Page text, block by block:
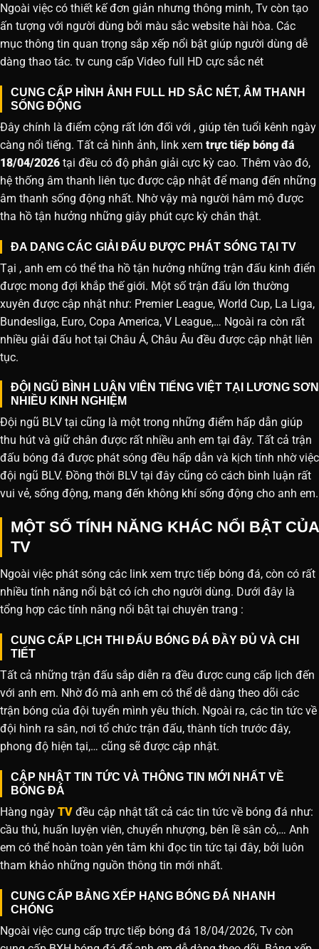
Ngoài việc có thiết kế đơn giản nhưng thông minh, Tv còn tạo
ấn tượng với người dùng bởi màu sắc website hài hòa. Các
mục thông tin quan trọng sắp xếp nổi bật giúp người dùng dễ
dàng thao tác. tv cung cấp Video full HD cực sắc nét
CUNG CẤP HÌNH ẢNH FULL HD SẮC NÉT, ÂM THANH
SỐNG ĐỘNG
Đây chính là điểm cộng rất lớn đối với , giúp tên tuổi kênh ngày
càng nổi tiếng. Tất cả hình ảnh, link xem trực tiếp bóng đá
18/04/2026 tại đều có độ phân giải cực kỳ cao. Thêm vào đó,
hệ thống âm thanh liên tục được cập nhật để mang đến những
âm thanh sống động nhất. Nhờ vậy mà người hâm mộ được
tha hồ tận hưởng những giây phút cực kỳ chân thật.
ĐA DẠNG CÁC GIẢI ĐẤU ĐƯỢC PHÁT SÓNG TẠI TV
Tại , anh em có thể tha hồ tận hưởng những trận đấu kinh điển
được mong đợi khắp thế giới. Một số trận đấu lớn thường
xuyên được cập nhật như: Premier League, World Cup, La Liga,
Bundesliga, Euro, Copa America, V League,… Ngoài ra còn rất
nhiều giải đấu hot tại Châu Á, Châu Âu đều được cập nhật liên
tục.
ĐỘI NGŨ BÌNH LUẬN VIÊN TIẾNG VIỆT TẠI LƯƠNG SƠN
NHIỀU KINH NGHIỆM
Đội ngũ BLV tại cũng là một trong những điểm hấp dẫn giúp
thu hút và giữ chân được rất nhiều anh em tại đây. Tất cả trận
đấu bóng đá được phát sóng đều hấp dẫn và kịch tính nhờ việc
đội ngũ BLV. Đồng thời BLV tại đây cũng có cách bình luận rất
vui vẻ, sống động, mang đến không khí sống động cho anh em.
MỘT SỐ TÍNH NĂNG KHÁC NỔI BẬT CỦA
TV
Ngoài việc phát sóng các link xem trực tiếp bóng đá, còn có rất
nhiều tính năng nổi bật có ích cho người dùng. Dưới đây là
tổng hợp các tính năng nổi bật tại chuyên trang :
CUNG CẤP LỊCH THI ĐẤU BÓNG ĐÁ ĐẦY ĐỦ VÀ CHI
TIẾT
Tất cả những trận đấu sắp diễn ra đều được cung cấp lịch đến
với anh em. Nhờ đó mà anh em có thể dễ dàng theo dõi các
trận bóng của đội tuyển mình yêu thích. Ngoài ra, các tin tức về
đội hình ra sân, nơi tổ chức trận đấu, thành tích trước đây,
phong độ hiện tại,… cũng sẽ được cập nhật.
CẬP NHẬT TIN TỨC VÀ THÔNG TIN MỚI NHẤT VỀ
BÓNG ĐÁ
Hàng ngày TV đều cập nhật tất cả các tin tức về bóng đá như:
cầu thủ, huấn luyện viên, chuyển nhượng, bên lề sân cỏ,… Anh
em có thể hoàn toàn yên tâm khi đọc tin tức tại đây, bởi luôn
tham khảo những nguồn thông tin mới nhất.
CUNG CẤP BẢNG XẾP HẠNG BÓNG ĐÁ NHANH
CHÓNG
Ngoài việc cung cấp trực tiếp bóng đá 18/04/2026, Tv còn